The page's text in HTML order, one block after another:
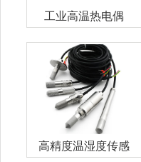
工业高温热电偶
高精度温湿度传感